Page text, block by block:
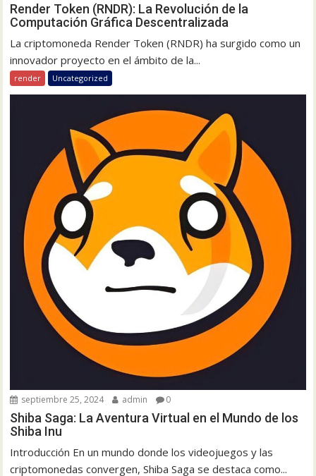
Render Token (RNDR): La Revolución de la
Computación Gráfica Descentralizada
La criptomoneda Render Token (RNDR) ha surgido como un
innovador proyecto en el ámbito de la...
render Uncategorized
septiembre 25, 2024 admin 0
Shiba Saga: La Aventura Virtual en el Mundo de los
Shiba Inu
Introducción En un mundo donde los videojuegos y las
criptomonedas convergen, Shiba Saga se destaca como...